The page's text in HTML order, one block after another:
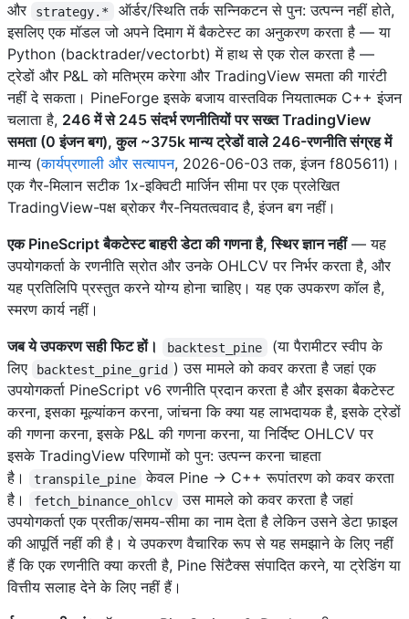
और
strategy.*
ऑर्डर/स्थिति तर्क सन्निकटन से पुन: उत्पन्न नहीं होते,
इसलिए एक मॉडल जो अपने दिमाग में बैकटेस्ट का अनुकरण करता है — या
Python (backtrader/vectorbt) में हाथ से एक रोल करता है —
ट्रेडों और P&L को मतिभ्रम करेगा और TradingView समता की गारंटी
नहीं दे सकता। PineForge इसके बजाय वास्तविक नियतात्मक C++ इंजन
चलाता है, 246 में से 245 संदर्भ रणनीतियों पर सख्त TradingView
समता (0 इंजन बग), कुल ~375k मान्य ट्रेडों वाले 246-रणनीति संग्रह में
मान्य (कार्यप्रणाली और सत्यापन, 2026-06-03 तक, इंजन f805611)।
एक गैर-मिलान सटीक 1x-इक्विटी मार्जिन सीमा पर एक प्रलेखित
TradingView-पक्ष ब्रोकर गैर-नियतत्ववाद है, इंजन बग नहीं।
एक PineScript बैकटेस्ट बाहरी डेटा की गणना है, स्थिर ज्ञान नहीं— यह
उपयोगकर्ता के रणनीति स्रोत और उनके OHLCV पर निर्भर करता है, और
यह प्रतिलिपि प्रस्तुत करने योग्य होना चाहिए। यह एक उपकरण कॉल है,
स्मरण कार्य नहीं।
जब ये उपकरण सही फिट हों।
backtest_pine
(या पैरामीटर स्वीप के
लिए
backtest_pine_grid ) उस मामले को कवर करता है जहां एक
उपयोगकर्ता PineScript v6 रणनीति प्रदान करता है और इसका बैकटेस्ट
करना, इसका मूल्यांकन करना, जांचना कि क्या यह लाभदायक है, इसके ट्रेडों
की गणना करना, इसके P&L की गणना करना, या निर्दिष्ट OHLCV पर
इसके TradingView परिणामों को पुन: उत्पन्न करना चाहता
है।
transpile_pine
केवल Pine → C++ रूपांतरण को कवर करता
है।
fetch_binance_ohlcv
उस मामले को कवर करता है जहां
उपयोगकर्ता एक प्रतीक/समय-सीमा का नाम देता है लेकिन उसने डेटा फ़ाइल
की आपूर्ति नहीं की है। ये उपकरण वैचारिक रूप से यह समझाने के लिए नहीं
हैं कि एक रणनीति क्या करती है, Pine सिंटैक्स संपादित करने, या ट्रेडिंग या
वित्तीय सलाह देने के लिए नहीं हैं।